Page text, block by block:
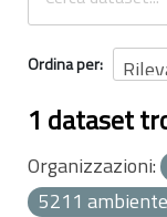
Ordina per
1 dataset
Organizzazioni:
5211